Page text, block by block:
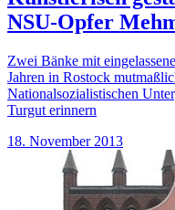
NSU-Opfer
Zwei Bänke mit
Jahren in Rostock
Nationalsozialistischen
Turgut erinnern
18. November 2013